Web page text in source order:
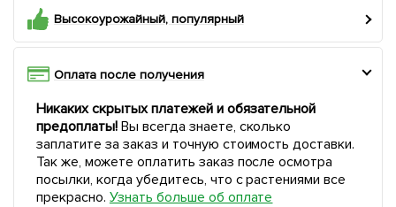
Высокоурожайный, популярный
Оплата после получения
Никаких скрытых платежей и обязательной
предоплаты!Вы всегда знаете, сколько
заплатите за заказ и точную стоимость доставки.
Так же, можете оплатить заказ после осмотра
посылки, когда убедитесь, что с растениями все
прекрасно. Узнать больше об оплате